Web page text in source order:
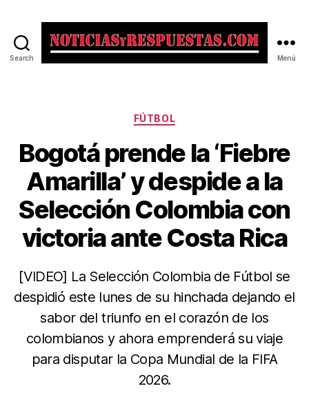
Search Menú
Categorías
FÚTBOL
Bogotá prende la ‘Fiebre
Amarilla’ y despide a la
Selección Colombia con
victoria ante Costa Rica
[VIDEO] La Selección Colombia de Fútbol se
despidió este lunes de su hinchada dejando el
sabor del triunfo en el corazón de los
colombianos y ahora emprenderá su viaje
para disputar la Copa Mundial de la FIFA
2026.